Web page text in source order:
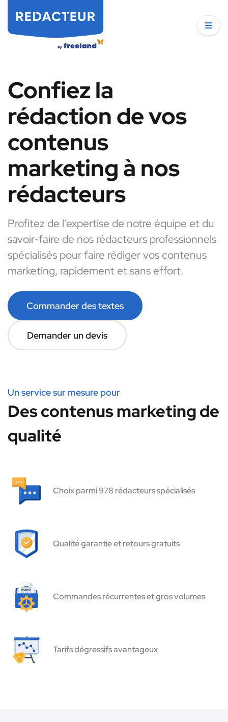
Confiez la
rédaction de vos
contenus
marketing à nos
rédacteurs
Profitez de l'expertise de notre équipe et du
savoir-faire de nos rédacteurs professionnels
spécialisés pour faire rédiger vos contenus
marketing, rapidement et sans effort.
Commander des textes
Demander un devis
Un service sur mesure pour
Des contenus marketing de
qualité
Choix parmi 978 rédacteurs spécialisés
Qualité garantie et retours gratuits
Commandes récurrentes et gros volumes
Tarifs dégressifs avantageux